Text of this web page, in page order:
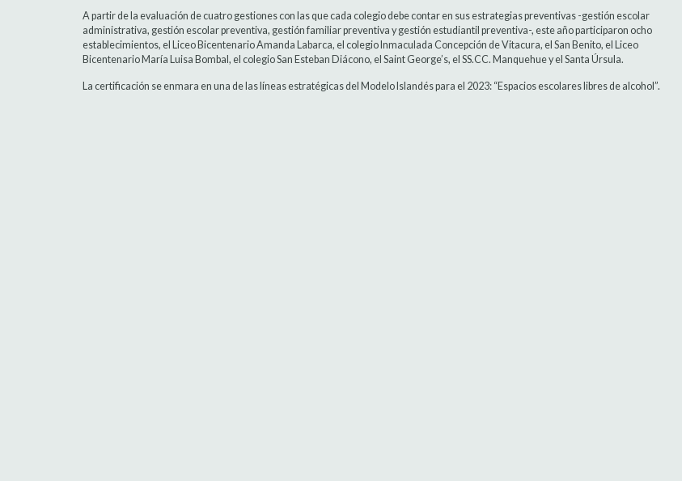
A partir de la evaluación de cuatro gestiones con las que cada colegio debe contar en sus estrategias preventivas -gestión escolar
administrativa, gestión escolar preventiva, gestión familiar preventiva y gestión estudiantil preventiva-, este año participaron ocho
establecimientos, el Liceo Bicentenario Amanda Labarca, el colegio Inmaculada Concepción de Vitacura, el San Benito, el Liceo
Bicentenario María Luisa Bombal, el colegio San Esteban Diácono, el Saint George’s, el SS.CC. Manquehue y el Santa Úrsula.
La certificación se enmara en una de las líneas estratégicas del Modelo Islandés para el 2023: “Espacios escolares libres de alcohol”.